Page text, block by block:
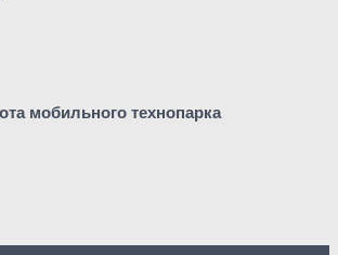
мобильного технопарка